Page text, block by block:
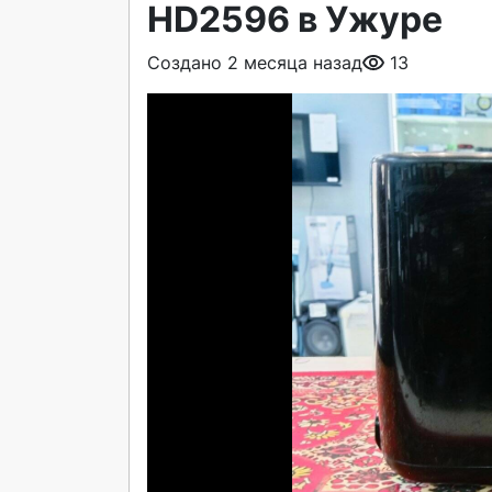
HD2596 в Ужуре
Создано 2 месяца назад 13